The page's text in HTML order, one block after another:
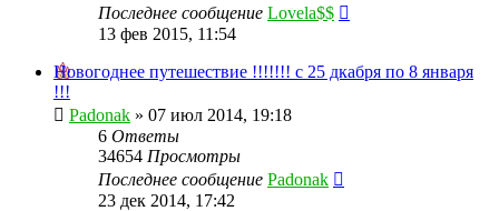
Последнее сообщение Lovela$$
13 фев 2015, 11:54
Новогоднее путешествие !!!!!!! с 25 дкабря по 8 января
!!!
Padonak » 07 июл 2014, 19:18
6 Ответы
34654 Просмотры
Последнее сообщение Padonak
23 дек 2014, 17:42